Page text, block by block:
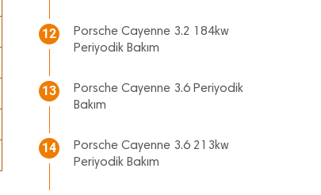
12
Porsche Cayenne 3.2 184kw
Periyodik Bakım
13
Porsche Cayenne 3.6 Periyodik
Bakım
14
Porsche Cayenne 3.6 213kw
Periyodik Bakım